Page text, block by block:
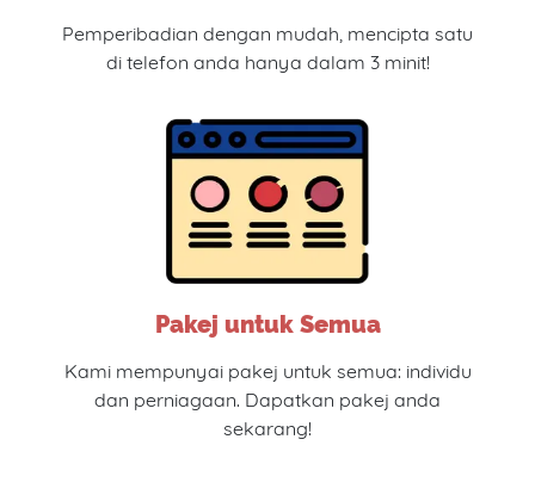
Pemperibadian dengan mudah, mencipta satu
di telefon anda hanya dalam 3 minit!
Pakej untuk Semua
Kami mempunyai pakej untuk semua: individu
dan perniagaan. Dapatkan pakej anda
sekarang!